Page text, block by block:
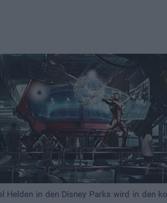
Helden in den Disney Parks wird in den